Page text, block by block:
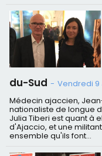
du-Sud - Vendredi 9
Médecin ajaccien,
nationaliste de longue
Julia Tiberi est quant à
d'Ajaccio, et une
ensemble qu'ils font...